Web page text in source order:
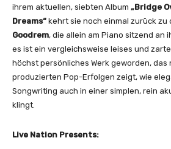
ihrem aktuellen, siebten Album „Bridge
Dreams“ kehrt sie noch einmal zurück zu
Goodrem, die allein am Piano sitzend an
es ist ein vergleichsweise leises und
höchst persönliches Werk geworden, das
produzierten Pop-Erfolgen zeigt, wie
Songwriting auch in einer simplen, rein
klingt.
Live Nation Presents: